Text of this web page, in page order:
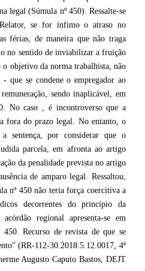
legal (Súmula nº 450). Ressalte-se
se for ínfimo o atraso no
férias, de maneira que não traga
no sentido de inviabilizar a fruição
o objetivo da norma trabalhista, não
que se condene o empregador ao
sendo inaplicável, em
No caso , é incontroverso que a
fora do prazo legal. No entanto, o
sentença, por considerar que o
parcela, em afronta ao artigo
da penalidade prevista no artigo
de amparo legal. Ressaltou,
nº 450 não teria força coercitiva a
decorrentes do princípio da
regional apresenta-se em
450. Recurso de revista de que se
(RR-112-30.2018.5.12.0017, 4ª
Augusto Caputo Bastos, DEJT